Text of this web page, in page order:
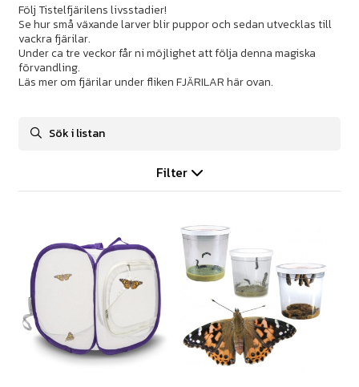
Följ Tistelfjärilens livsstadier!
Se hur små växande larver blir puppor och sedan utvecklas till
vackra fjärilar.
Under ca tre veckor får ni möjlighet att följa denna magiska
förvandling.
Läs mer om fjärilar under fliken FJÄRILAR här ovan.
Filter